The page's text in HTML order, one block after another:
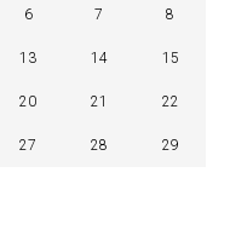
6 7 8
13 14 15
20 21 22
27 28 29